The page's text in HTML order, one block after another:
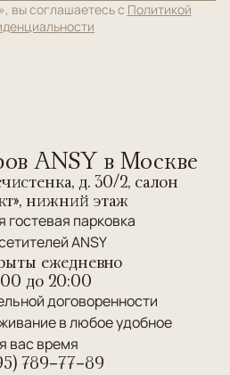
вы соглашаетесь с Политикой
ANSY в Москве
д. 30/2, салон
нижний этаж
гостевая парковка
ANSY
ежедневно
до 20:00
договоренности
в любое удобное
вас время
789-77-89